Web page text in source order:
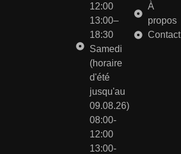
12:00
13:00–
18:30
Samedi
(horaire
d'été
jusqu'au
09.08.26)
08:00-
12:00
13:00-
À
propos
Contact